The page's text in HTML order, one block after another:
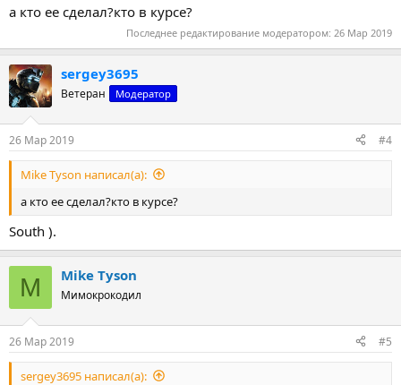
а кто ее сделал?кто в курсе?
Последнее редактирование модератором: 26 Мар 2019
sergey3695
Ветеран Модератор
26 Мар 2019 #4
Mike Tyson написал(а):
а кто ее сделал?кто в курсе?
South ).
M Mike Tyson
Мимокрокодил
26 Мар 2019 #5
sergey3695 написал(а):